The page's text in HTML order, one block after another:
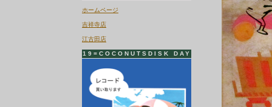
ホームページ
吉祥寺店
江古田店
19=COCONUTSDISK DAY